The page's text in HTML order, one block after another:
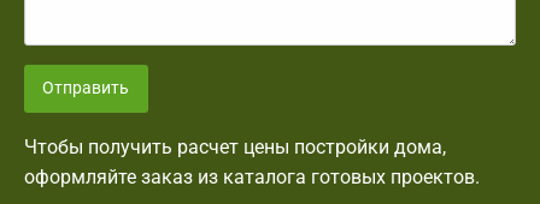
Отправить
Чтобы получить расчет цены постройки дома,
оформляйте заказ из каталога готовых проектов.